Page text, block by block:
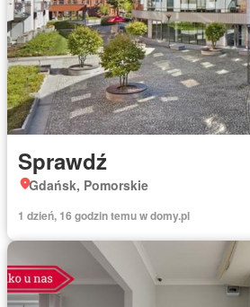
Sprawdź
Gdańsk, Pomorskie
1 dzień, 16 godzin temu w domy.pl